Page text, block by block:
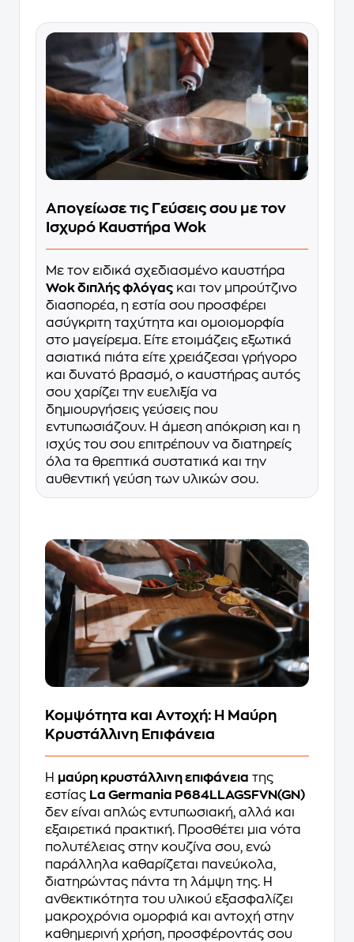
Απογείωσε τις Γεύσεις σου με τον
Ισχυρό Καυστήρα Wok
Με τον ειδικά σχεδιασμένο καυστήρα
Wok διπλής φλόγας και τον μπρούτζινο
διασπορέα, η εστία σου προσφέρει
ασύγκριτη ταχύτητα και ομοιομορφία
στο μαγείρεμα. Είτε ετοιμάζεις εξωτικά
ασιατικά πιάτα είτε χρειάζεσαι γρήγορο
και δυνατό βρασμό, ο καυστήρας αυτός
σου χαρίζει την ευελιξία να
δημιουργήσεις γεύσεις που
εντυπωσιάζουν. Η άμεση απόκριση και η
ισχύς του σου επιτρέπουν να διατηρείς
όλα τα θρεπτικά συστατικά και την
αυθεντική γεύση των υλικών σου.
Κομψότητα και Αντοχή: Η Μαύρη
Κρυστάλλινη Επιφάνεια
Η μαύρη κρυστάλλινη επιφάνεια της
εστίας La Germania P684LLAGSFVN(GN)
δεν είναι απλώς εντυπωσιακή, αλλά και
εξαιρετικά πρακτική. Προσθέτει μια νότα
πολυτέλειας στην κουζίνα σου, ενώ
παράλληλα καθαρίζεται πανεύκολα,
διατηρώντας πάντα τη λάμψη της. Η
ανθεκτικότητα του υλικού εξασφαλίζει
μακροχρόνια ομορφιά και αντοχή στην
καθημερινή χρήση, προσφέροντάς σου